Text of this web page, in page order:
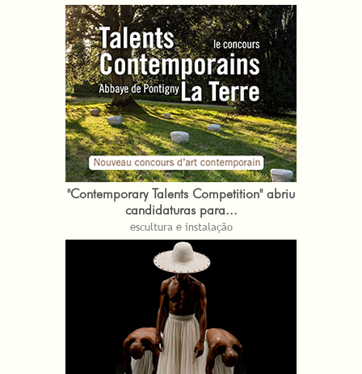
"Contemporary Talents Competition" abriu
candidaturas para...
escultura e instalação